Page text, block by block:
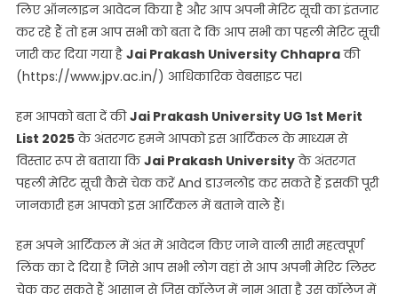
लिए ऑनलाइन आवेदन किया है और आप अपनी मेरिट सूची का इंतजार
कर रहे हैं तो हम आप सभी को बता दे कि आप सभी का पहली मेरिट सूची
जारी कर दिया गया है Jai Prakash University Chhapraकी
(https://www.jpv.ac.in/) आधिकारिक वेबसाइट पर।
हम आपको बता दें कीJai Prakash University UG 1st Merit
List 2025के अंतरगट हमने आपको इस आर्टिकल के माध्यम से
विस्तार रूप से बताया किJai Prakash Universityके अंतरगत
पहली मेरिट सूची कैसे चेक करें And डाउनलोड कर सकते हैं इसकी पूरी
जानकारी हम आपको इस आर्टिकल में बताने वाले हैं।
हम अपने आर्टिकल में अंत में आवेदन किए जाने वाली सारी महत्वपूर्ण
लिंक का दे दिया है जिसे आप सभी लोग वहां से आप अपनी मेरिट लिस्ट
चेक कर सकते हैं आसान से जिस कॉलेज में नाम आता है उस कॉलेज में